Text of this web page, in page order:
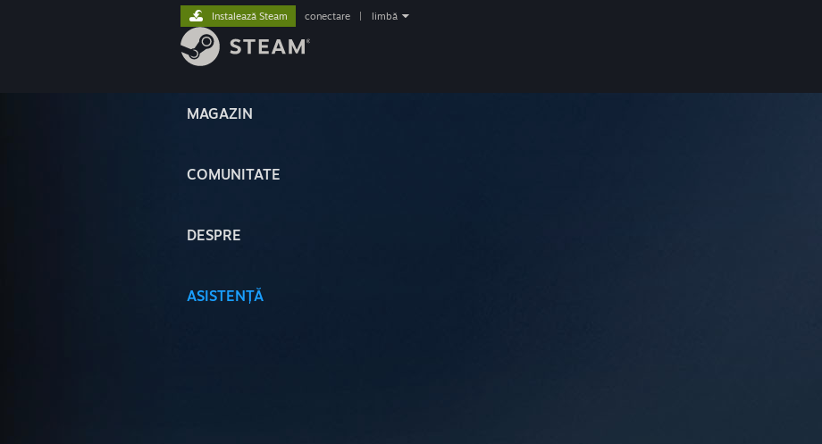
MAGAZIN
COMUNITATE
DESPRE
ASISTENȚĂ
Instalează Steam conectare limbă